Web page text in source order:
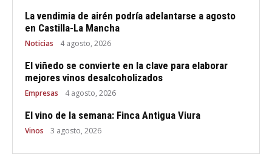
La vendimia de airén podría adelantarse a agosto
en Castilla-La Mancha
Noticias 4 agosto, 2026
El viñedo se convierte en la clave para elaborar
mejores vinos desalcoholizados
Empresas 4 agosto, 2026
El vino de la semana: Finca Antigua Viura
Vinos 3 agosto, 2026